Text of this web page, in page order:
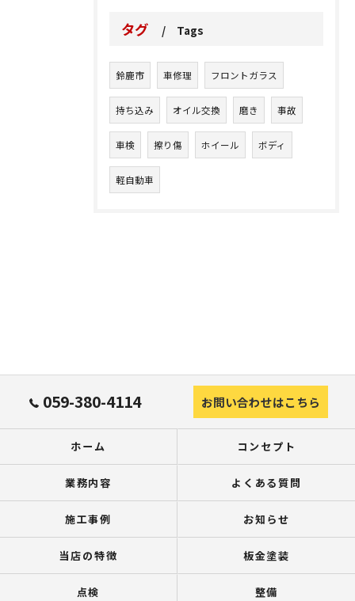
タグ Tags
鈴鹿市 車修理 フロントガラス
持ち込み オイル交換 磨き 事故
車検 擦り傷 ホイール ボディ
軽自動車
059-380-4114 お問い合わせはこちら
ホーム コンセプト
業務内容 よくある質問
施工事例 お知らせ
当店の特徴 板金塗装
点検 整備